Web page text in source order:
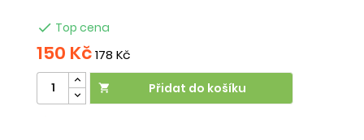
 Top cena
150 Kč178 Kč
 Přidat do košíku